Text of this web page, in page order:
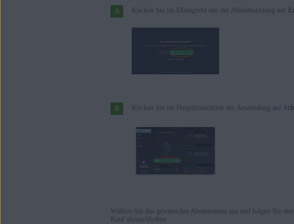
Klicken Sie im Dialogfeld mit der Ablaufmeldung auf
Klicken Sie im Hauptbildschirm der Anwendung auf
Wählen Sie das gewünschte Abonnement aus und folgen Sie
Kauf abzuschließen.